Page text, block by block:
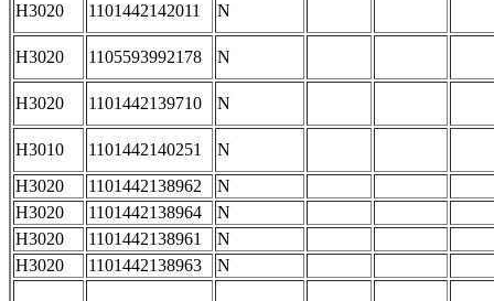
H3020 1101442142011 N
H3020 1105593992178 N
H3020 1101442139710 N
H3010 1101442140251
N
H3020
1101442138962
N
H3020
1101442138964
N
H3020
1101442138961
N
H3020
1101442138963 N